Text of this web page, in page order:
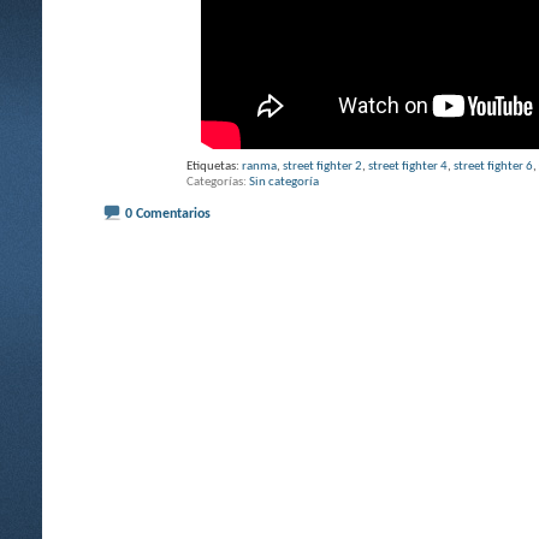
Etiquetas: ranma, street fighter 2, street fighter 4, street fighter 6,
Categorías Sin categoría
0 Comentarios